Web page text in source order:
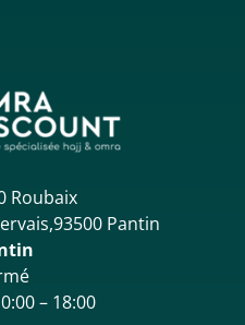
Roubaix
Pantin
– 18:00